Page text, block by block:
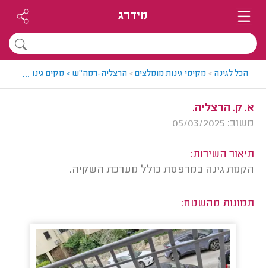
מידרג
הכל לגינה > מקימי גינות מומלצים> הרצליה-רמה"ש > מקים גינות מומלץ
...
א. ק. הרצליה.
משוב: 05/03/2025
תיאור השירות:
הקמת גינה במרפסת כולל מערכת השקיה.
תמונות מהשטח: